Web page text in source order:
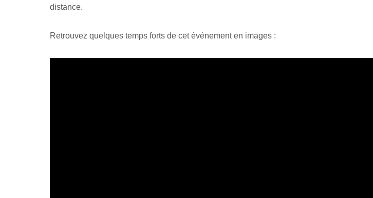
distance.
Retrouvez quelques temps forts de cet événement en images :